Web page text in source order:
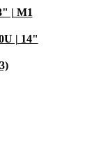
| M1
| 14"